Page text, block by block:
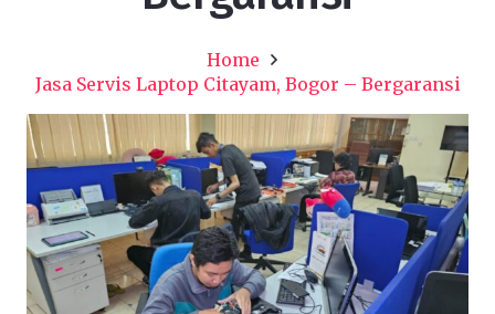
Home
Jasa Servis Laptop Citayam, Bogor – Bergaransi